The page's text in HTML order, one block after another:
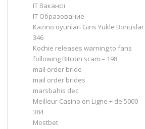
IT Вакансії
IT Образование
Kazino oyunları Giris Yukle Bonuslar
346
Kochie releases warning to fans
following Bitcoin scam – 198
mail order bride
mail order brides
marsbahis dec
Meilleur Casino en Ligne + de 5000
384
Mostbet